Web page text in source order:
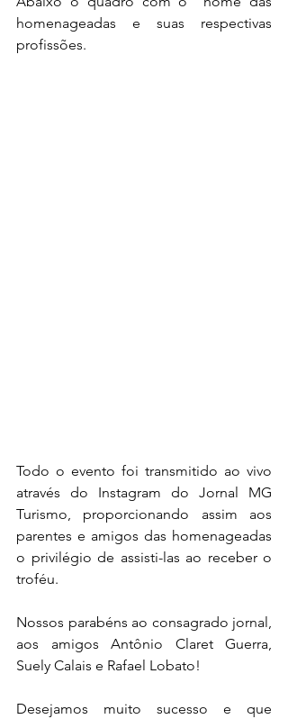
homenageadas e suas respectivas
profissões.
Todo o evento foi transmitido ao vivo
através do Instagram do Jornal MG
Turismo, proporcionando assim aos
parentes e amigos das homenageadas
o privilégio de assisti-las ao receber o
troféu.
Nossos parabéns ao consagrado jornal,
aos amigos Antônio Claret Guerra,
Suely Calais e Rafael Lobato!
Desejamos muito sucesso e que